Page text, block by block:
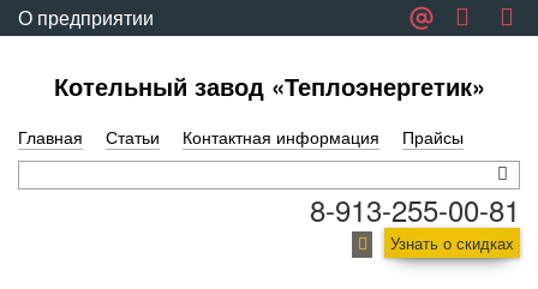
О предприятии
Котельный завод «Теплоэнергетик»
Главная Статьи Контактная информация Прайсы
8-913-255-00-81
Узнать о скидках